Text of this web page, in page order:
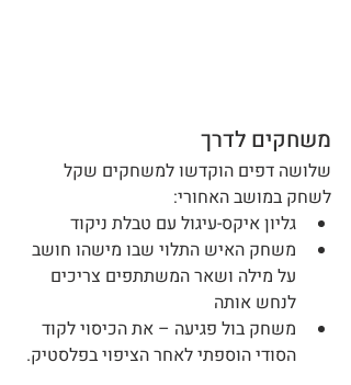
משחקים לדרך
שלושה דפים הוקדשו למשחקים שקל
לשחק במושב האחורי:
גליון איקס-עיגול עם טבלת ניקוד
משחק האיש התלוי שבו מישהו חושב
על מילה ושאר המשתתפים צריכים
לנחש אותה
משחק בול פגיעה – את הכיסוי לקוד
הסודי הוספתי לאחר הציפוי בפלסטיק.